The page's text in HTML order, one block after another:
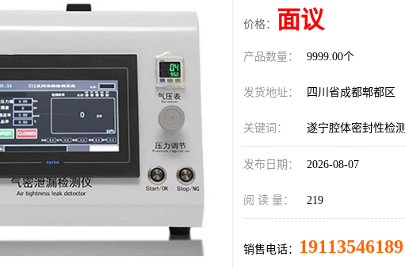
价格： 面议
产品数量： 9999.00个
发货地址： 四川省成都郫都区
关键词： 遂宁腔体密封性检测
发布日期： 2026-08-07
阅 读 量： 219
销售电话： 19113546189